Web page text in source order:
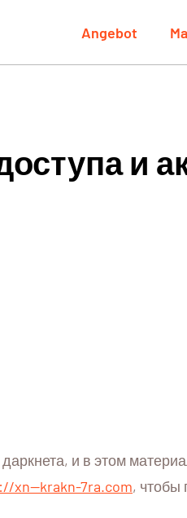
Angebot
и
и в этом
xn--krakn-7ra.com, чтобы